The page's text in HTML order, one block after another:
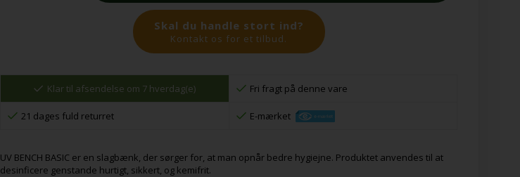
Skal du handle stort ind?
Kontakt os for et tilbud.
Klar til afsendelse om 7 hverdag(e) Fri fragt på denne vare
21 dages fuld returret E-mærket
UV BENCH BASIC er en slagbænk, der sørger for, at man opnår bedre hygiejne. Produktet anvendes til at
desinficere genstande hurtigt, sikkert, og kemifrit.